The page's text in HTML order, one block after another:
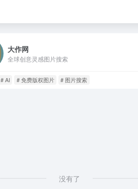
大作网
全球创意灵感图片搜索
# AI # 免费版权图片 # 图片搜索
没有了